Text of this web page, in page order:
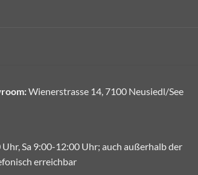
Wienerstrasse 14, 7100 Neusiedl/See
Sa 9:00-12:00 Uhr; auch außerhalb der
erreichbar